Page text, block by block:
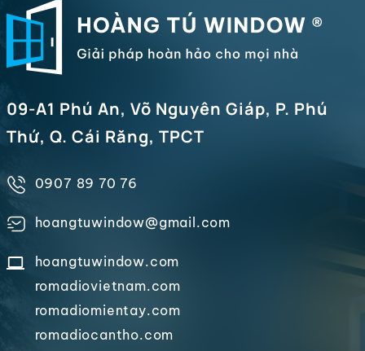
09-A1 Phú An, Võ Nguyên Giáp, P. Phú
Thứ, Q. Cái Răng, TPCT
0907 89 70 76
hoangtuwindow@gmail.com
hoangtuwindow.com
romadiovietnam.com
romadiomientay.com
romadiocantho.com